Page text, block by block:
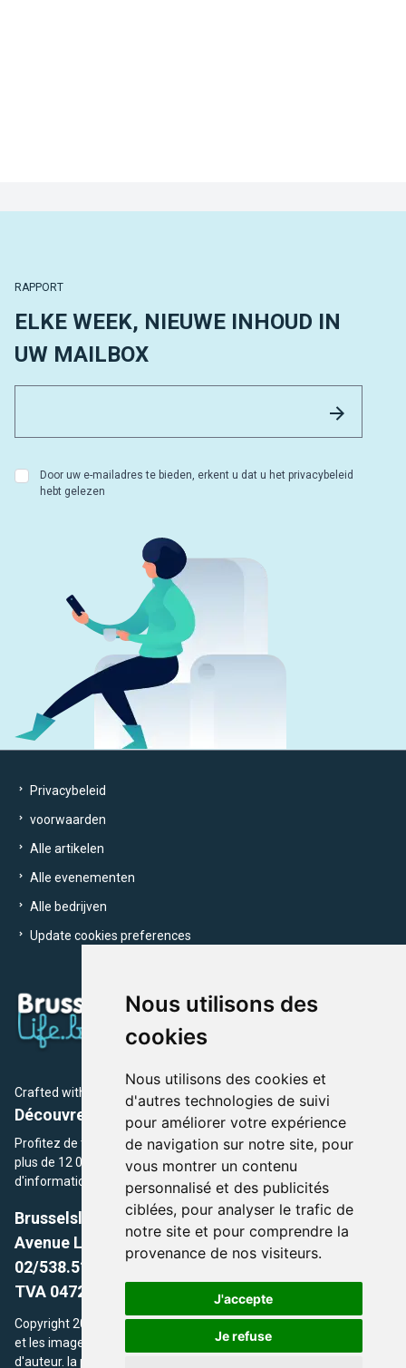
Nous utilisons des
cookies
Nous utilisons des cookies et
d'autres technologies de suivi
pour améliorer votre expérience
de navigation sur notre site, pour
vous montrer un contenu
personnalisé et des publicités
ciblées, pour analyser le trafic de
notre site et pour comprendre la
provenance de nos visiteurs.
J'accepte
Je refuse
RAPPORT
ELKE WEEK, NIEUWE INHOUD IN
UW MAILBOX
Door uw e-mailadres te bieden, erkent u dat u het privacybeleid
hebt gelezen
Privacybeleid
voorwaarden
Alle artikelen
Alle evenementen
Alle bedrijven
Update cookies preferences
Crafted with by Brusselslife Team
Découvrez plus de 12 000 adresses et événements
Profitez de toutes les sections de BrusselsLife.be et découvrez
plus de 12 000 adresses et un grand choix d'événements,
d'informations et de conseils et astuces de notre écriture.
Brusselslife.be
Avenue Louise, 500 -1050 Ixelles, Brussels,
02/538.51.49.
TVA 0472.281.221
Copyright 2026 © Brusselslife.be Tous droits réservés. Le contenu
et les images utilisés sur ce site sont protégés par le droit
d'auteur. la propriétaires respectifs.